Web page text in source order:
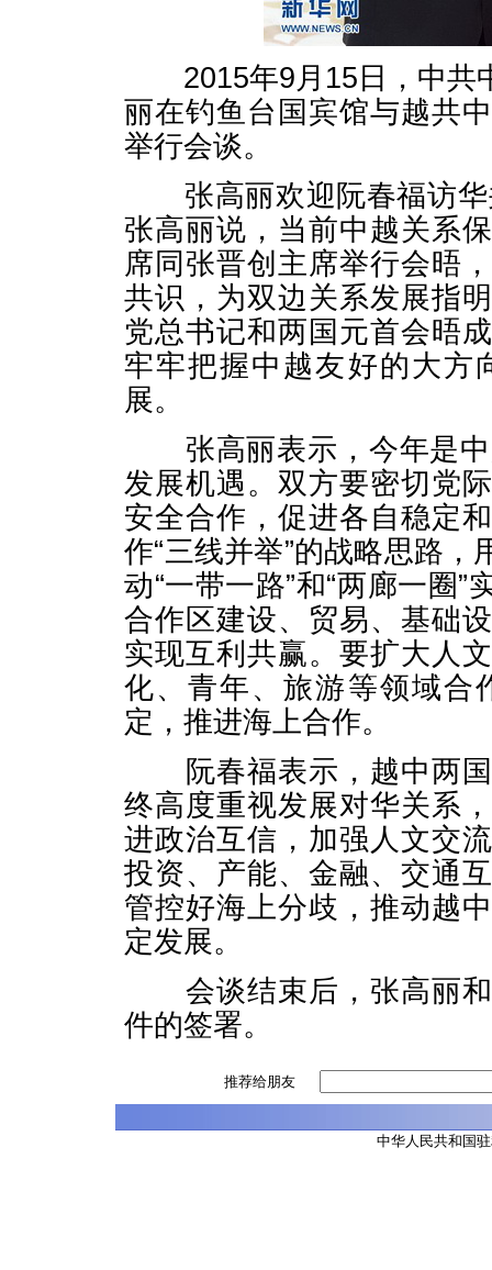
2015年9月15日，中共
丽在钓鱼台国宾馆与越共
举行会谈。
张高丽欢迎阮春福访华
张高丽说，当前中越关系
席同张晋创主席举行会晤
共识，为双边关系发展指
党总书记和两国元首会晤
牢牢把握中越友好的大方
展。
张高丽表示，今年是中
发展机遇。双方要密切党
安全合作，促进各自稳定
作“三线并举”的战略思路
动“一带一路”和“两廊一圈
合作区建设、贸易、基础
实现互利共赢。要扩大人
化、青年、旅游等领域合
定，推进海上合作。
阮春福表示，越中两国
终高度重视发展对华关系
进政治互信，加强人文交
投资、产能、金融、交通
管控好海上分歧，推动越
定发展。
会谈结束后，张高丽和
件的签署。
推荐给朋友
中华人民共和国